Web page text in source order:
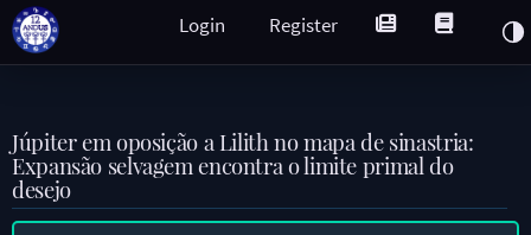
Register
Login
Júpiter em oposição a Lilith no mapa de sinastria:
Expansão selvagem encontra o limite primal do
desejo